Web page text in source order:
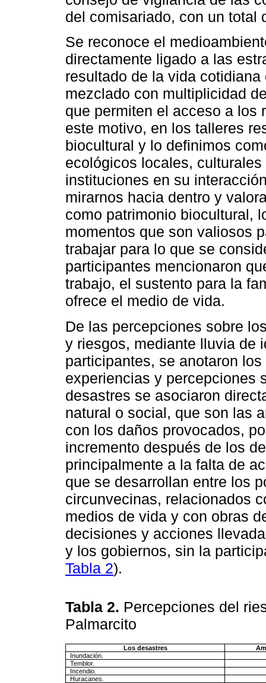
del comisariado, con un total
Se reconoce el
directamente ligado a las
resultado de la vida
mezclado con multiplicidad
que permiten el acceso a los
este motivo, en los talleres
biocultural y lo definimos
ecológicos locales,
instituciones en su
mirarnos hacia dentro y
como patrimonio biocultural,
momentos que son valiosos
trabajar para lo que se
participantes mencionaron
trabajo, el sustento para la
ofrece el medio de vida.
De las percepciones sobre
y riesgos, mediante lluvia de
participantes, se anotaron
experiencias y percepciones
desastres se asociaron
natural o social, que son las
con los daños provocados,
incremento después de los
principalmente a la falta de
que se desarrollan entre los
circunvecinas, relacionados
medios de vida y con obras
decisiones y acciones
y los gobiernos, sin la
Tabla 2).
Tabla 2. Percepciones del
Palmarcito
Los desastres
Inundación.
Temblor.
Incendio.
Huracanes.